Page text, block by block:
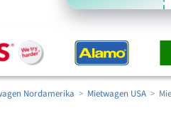
Nordamerika Mietwagen USA